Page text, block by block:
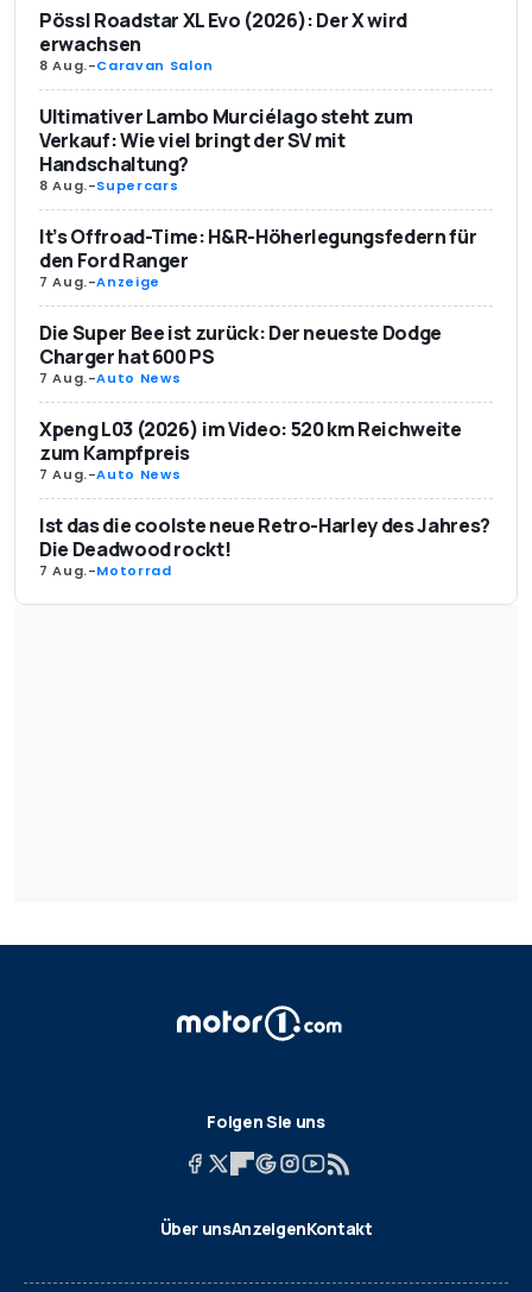
Pössl Roadstar XL Evo (2026): Der X wird
erwachsen
8 Aug.-Caravan Salon
Ultimativer Lambo Murciélago steht zum
Verkauf: Wie viel bringt der SV mit
Handschaltung?
8 Aug.-Supercars
It’s Offroad-Time: H&R-Höherlegungsfedern für
den Ford Ranger
7 Aug.-Anzeige
Die Super Bee ist zurück: Der neueste Dodge
Charger hat 600 PS
7 Aug.-Auto News
Xpeng L03 (2026) im Video: 520 km Reichweite
zum Kampfpreis
7 Aug.-Auto News
Ist das die coolste neue Retro-Harley des Jahres?
Die Deadwood rockt!
7 Aug.-Motorrad
Folgen Sie uns
Über unsAnzeigenKontakt